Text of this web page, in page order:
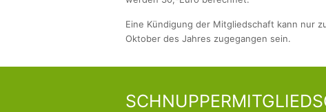
Eine Kündigung der Mitgliedschaft kann nur
Oktober des Jahres zugegangen sein.